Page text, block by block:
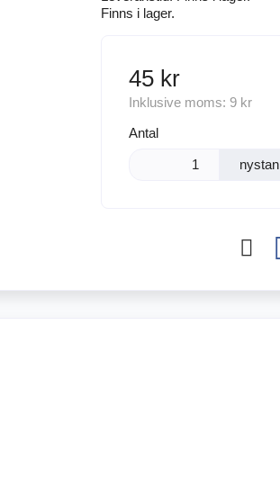
Finns i lager.
45 kr
Inklusive moms: 9 kr
Antal
nystan